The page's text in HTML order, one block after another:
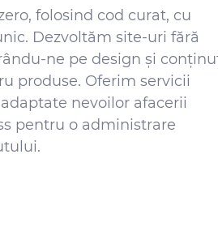
folosind cod curat, cu
Dezvoltăm site-uri fără
ne pe design și
produse. Oferim servicii
nevoilor afacerii
pentru o administrare